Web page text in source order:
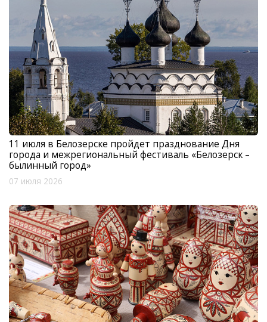
11 июля в Белозерске пройдет празднование Дня
города и межрегиональный фестиваль «Белозерск –
былинный город»
07 июля 2026